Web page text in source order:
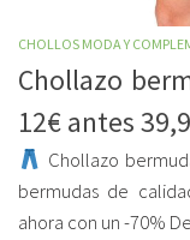
CHOLLOS MODA Y
Chollazo
12€ antes
Chollazo
bermudas de
ahora con un -70%